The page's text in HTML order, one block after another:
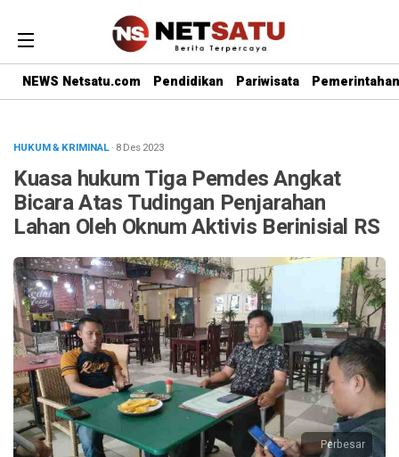
NEWS Netsatu.com Pendidikan Pariwisata Pemerintahan
HUKUM & KRIMINAL· 8 Des 2023
Kuasa hukum Tiga Pemdes Angkat
Bicara Atas Tudingan Penjarahan
Lahan Oleh Oknum Aktivis Berinisial RS
Perbesar